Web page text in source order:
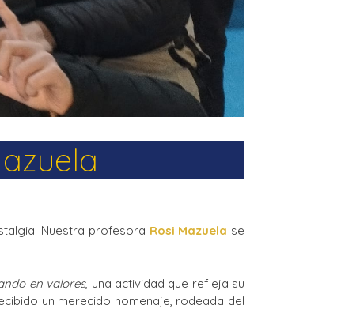
Nuestra profesora Rosi Mazuela se
en valores, una actividad que refleja su
un merecido homenaje, rodeada del